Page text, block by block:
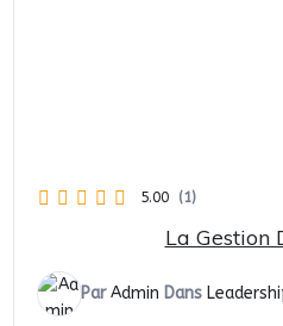
5.00 (1)
La Gestion
ParAdmin Dans